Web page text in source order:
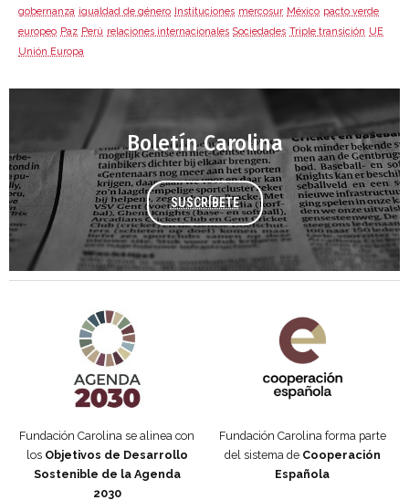
gobernanza igualdad de género Instituciones mercosur México pacto verde
europeo Paz Perú relaciones internacionales Sociedades Triple transición UE
Unión Europa
Boletín Carolina
SUSCRÍBETE
Fundación Carolina se alinea con
los Objetivos de Desarrollo
Sostenible de la Agenda
2030
Fundación Carolina forma parte
del sistema de Cooperación
Española